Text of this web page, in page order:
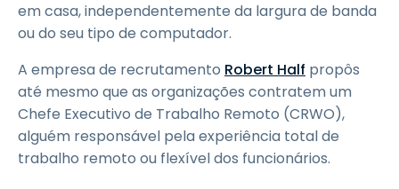
em casa, independentemente da largura de banda
ou do seu tipo de computador.
A empresa de recrutamento Robert Half propôs
até mesmo que as organizações contratem um
Chefe Executivo de Trabalho Remoto (CRWO),
alguém responsável pela experiência total de
trabalho remoto ou flexível dos funcionários.